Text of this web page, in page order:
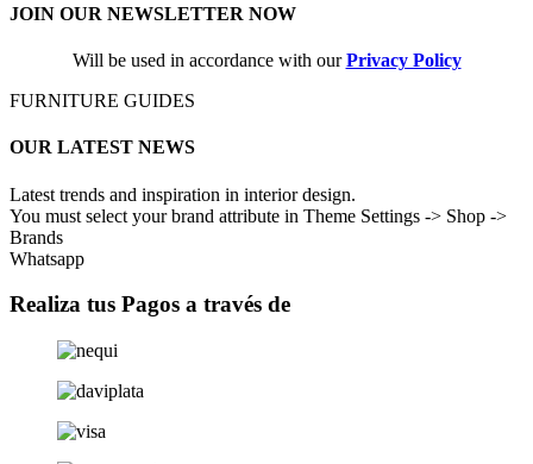
JOIN OUR NEWSLETTER NOW
Will be used in accordance with ourPrivacy Policy
FURNITURE GUIDES
OUR LATEST NEWS
Latest trends and inspiration in interior design.
You must select your brand attribute in Theme Settings -> Shop ->
Brands
Whatsapp
Realiza tus Pagos a través de